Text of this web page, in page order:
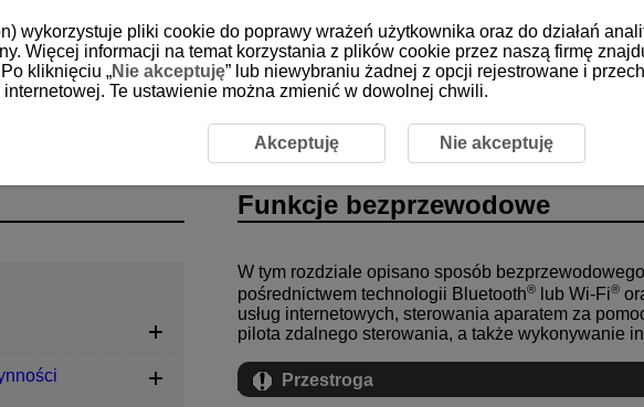
bezprzewodowe
Funkcje bezprzewodowe
W tym rozdziale opisano sposób
pośrednictwem technologii Bluetooth® lub Wi-Fi®
usług internetowych, sterowania aparatem za
pilota zdalnego sterowania, a także wykonywanie
Przestroga
wykorzystuje pliki cookie do poprawy wrażeń użytkownika oraz do działań
Więcej informacji na temat korzystania z plików cookie przez naszą firmę
kliknięciu „Nie akceptuję” lub niewybraniu żadnej z opcji rejestrowane i
Te ustawienie można zmienić w dowolnej chwili.
Akceptuję Nie akceptuję